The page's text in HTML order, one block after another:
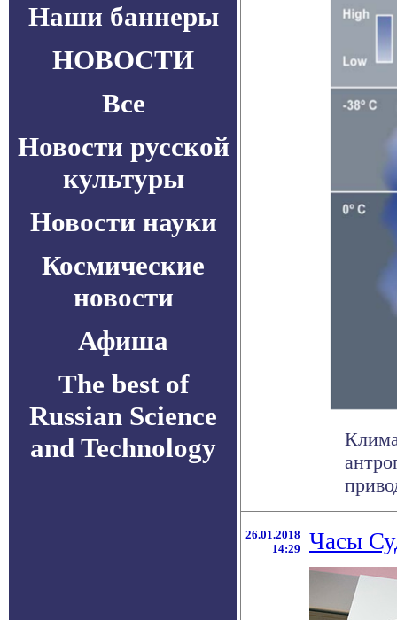
Наши баннеры
НОВОСТИ
Все
Новости русской
культуры
Новости науки
Космические
новости
Афиша
The best of
Russian Science
and Technology
26.01.2018
14:29
Часы